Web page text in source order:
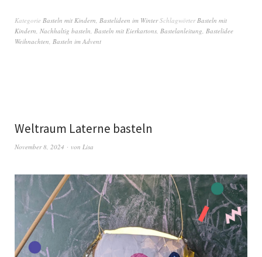
Kategorie Basteln mit Kindern, Bastelideen im Winter SchlagwörterBasteln mit
Kindern, Nachhaltig basteln, Basteln mit Eierkartons, Bastelanleitung, Bastelidee
Weihnachten, Basteln im Advent
Weltraum Laterne basteln
November 8, 2024 von Lisa